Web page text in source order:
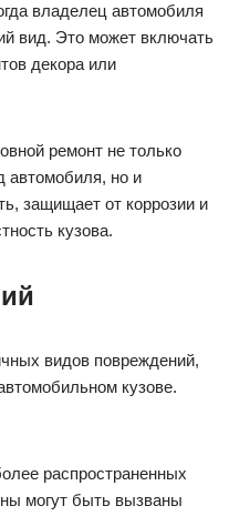
владелец автомобиля
вид. Это может включать
декора или
ремонт не только
автомобиля, но и
защищает от коррозии и
кузова.
видов повреждений,
кузове.
распространенных
могут быть вызваны